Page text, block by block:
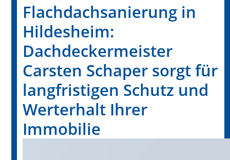
Flachdachsanierung in
Hildesheim:
Dachdeckermeister
Carsten Schaper sorgt für
langfristigen Schutz und
Werterhalt Ihrer
Immobilie